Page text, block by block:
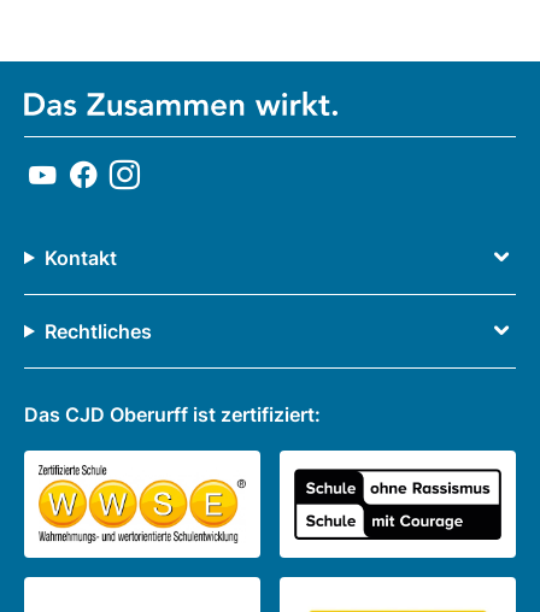
Kontakt
Rechtliches
Das CJD Oberurff ist zertifiziert: